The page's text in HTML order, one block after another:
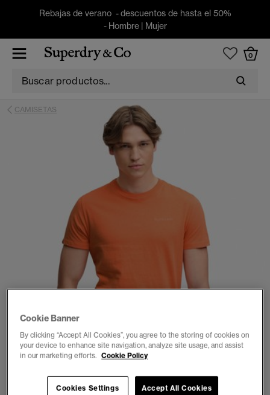
Rebajas de verano - descuentos de hasta el 50%
- Hombre| Mujer
0
CAMISETAS
1 2 3 5 6 7
Cookie Banner
By clicking “Accept All Cookies”, you agree to the storing of cookies on
your device to enhance site navigation, analyze site usage, and assist
in our marketing efforts. Cookie Policy
Accept All Cookies
Cookies Settings